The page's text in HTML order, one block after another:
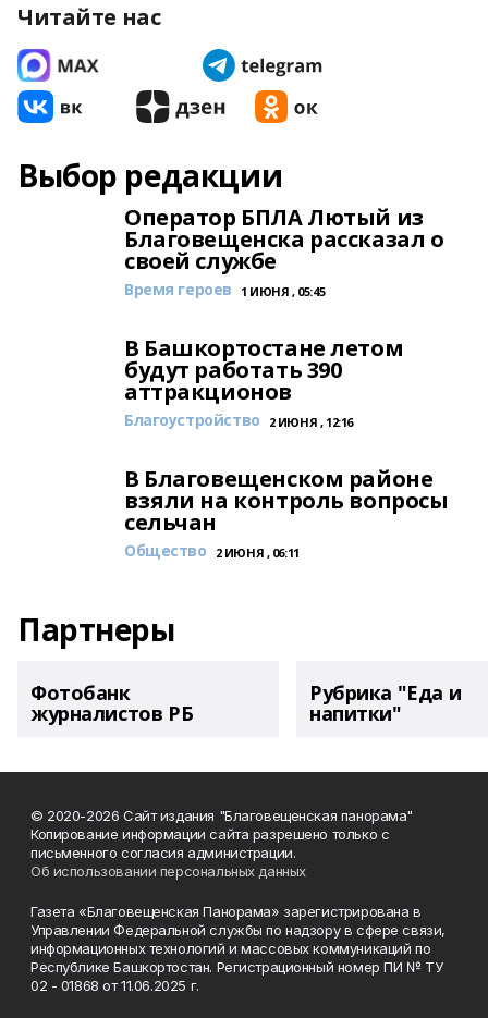
Читайте нас
Выбор редакции
Оператор БПЛА Лютый из
Благовещенска рассказал о
своей службе
Время героев 1 ИЮНЯ , 05:45
В Башкортостане летом
будут работать 390
аттракционов
Благоустройство 2 ИЮНЯ , 12:16
В Благовещенском районе
взяли на контроль вопросы
сельчан
Общество 2 ИЮНЯ , 06:11
Партнеры
Фотобанк
журналистов РБ
Рубрика "Еда и
напитки"
© 2020-2026 Сайт издания "Благовещенская панорама"
Копирование информации сайта разрешено только с
письменного согласия администрации.
Об использовании персональных данных
Газета «Благовещенская Панорама» зарегистрирована в
Управлении Федеральной службы по надзору в сфере связи,
информационных технологий и массовых коммуникаций по
Республике Башкортостан. Регистрационный номер ПИ № ТУ
02 - 01868 от 11.06.2025 г.